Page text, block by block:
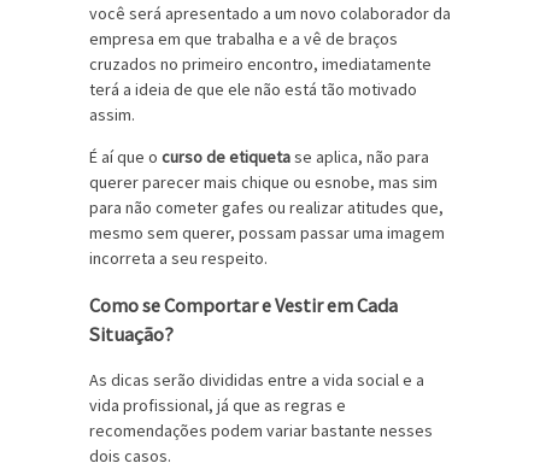
você será apresentado a um novo colaborador da
empresa em que trabalha e a vê de braços
cruzados no primeiro encontro, imediatamente
terá a ideia de que ele não está tão motivado
assim.
É aí que o curso de etiquetase aplica, não para
querer parecer mais chique ou esnobe, mas sim
para não cometer gafes ou realizar atitudes que,
mesmo sem querer, possam passar uma imagem
incorreta a seu respeito.
Como se Comportar e Vestir em Cada
Situação?
As dicas serão divididas entre a vida social e a
vida profissional, já que as regras e
recomendações podem variar bastante nesses
dois casos.